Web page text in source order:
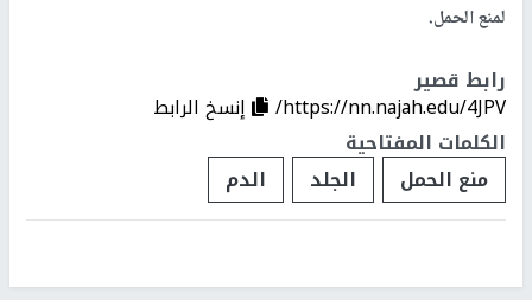
لمنع الحمل.
رابط قصير
https://nn.najah.edu/4JPV/
إنسخ الرابط
الكلمات المفتاحية
منع الحمل
الجلد الدم